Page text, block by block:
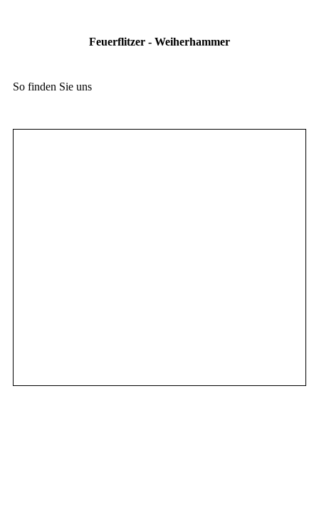
Feuerflitzer - Weiherhammer
So finden Sie uns